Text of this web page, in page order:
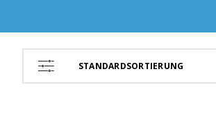
STANDARDSORTIERUNG